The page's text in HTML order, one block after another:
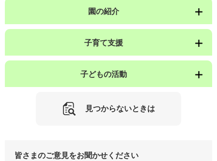
園の紹介
子育て支援
子どもの活動
見つからないときは
皆さまのご意見をお聞かせください